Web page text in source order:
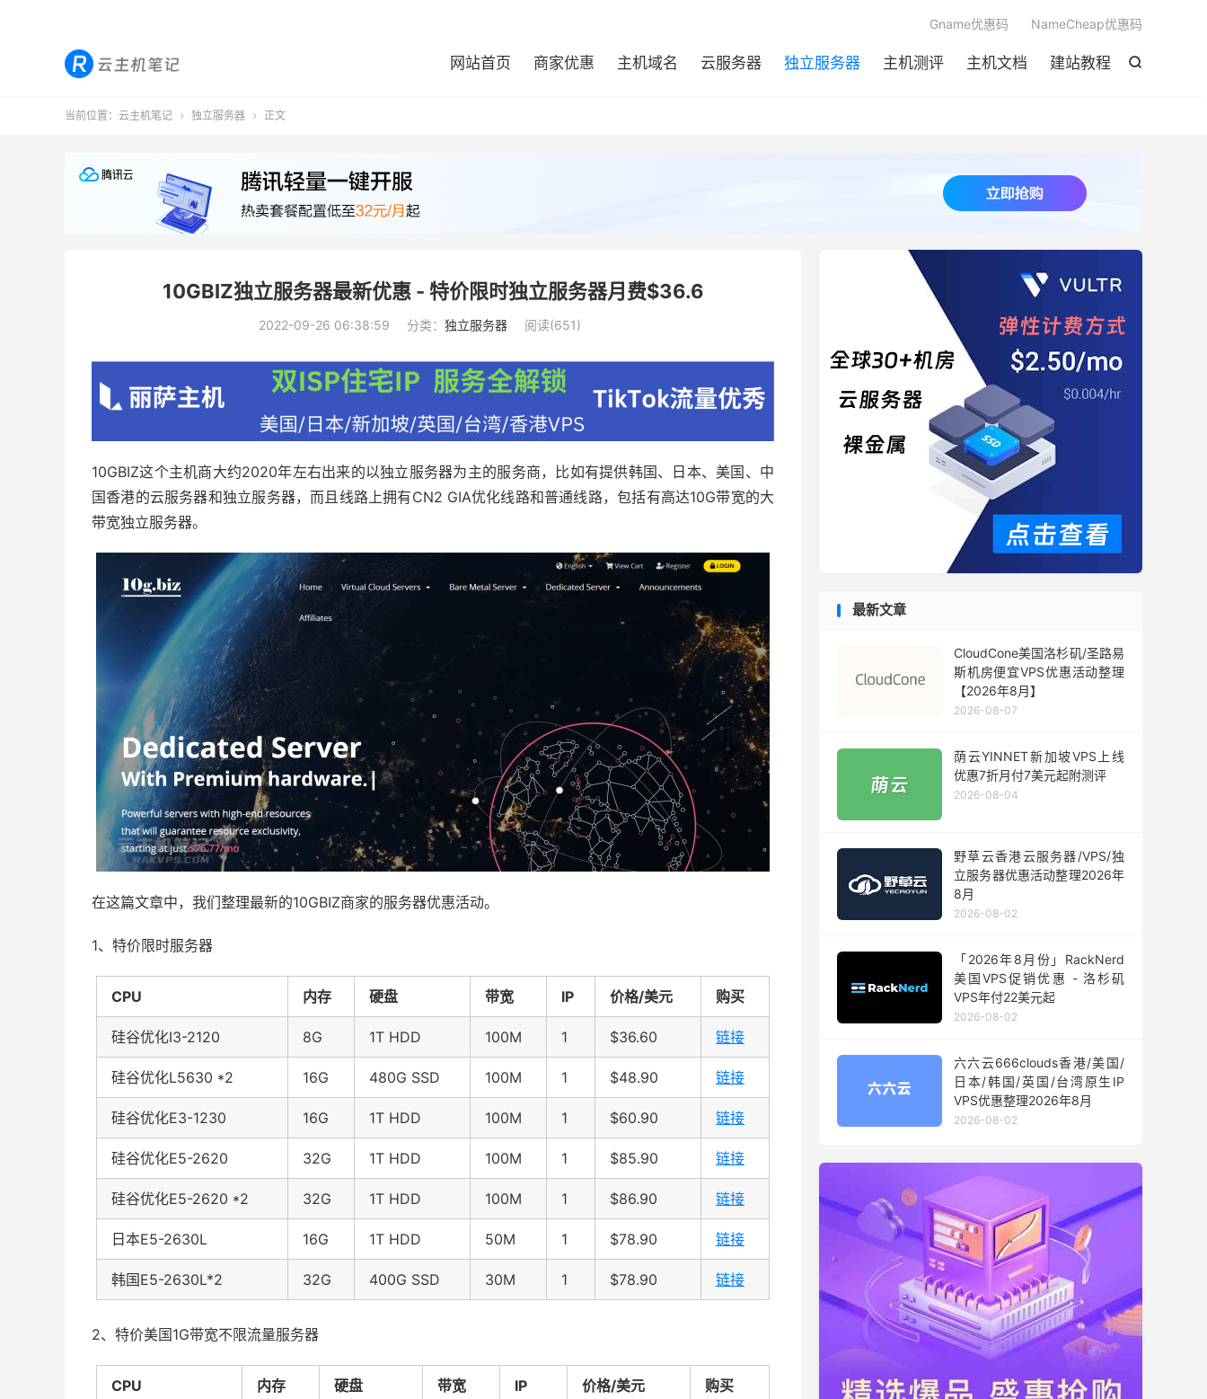

网站首页 商家优惠 主机域名 云服务器 独立服务器 主机测评 主机文档 建站教程
Gname优惠码 NameCheap优惠码
当前位置： 云主机笔记  独立服务器  正文
10GBIZ独立服务器最新优惠 - 特价限时独立服务器月费$36.6
2022-09-26 06:38:59 分类： 独立服务器 阅读(651)
10GBIZ这个主机商大约2020年左右出来的以独立服务器为主的服务商，比如有提供韩国、日本、美国、中
国香港的云服务器和独立服务器，而且线路上拥有CN2 GIA优化线路和普通线路，包括有高达10G带宽的大
带宽独立服务器。
在这篇文章中，我们整理最新的10GBIZ商家的服务器优惠活动。
1、特价限时服务器
CPU 内存 硬盘 带宽 IP 价格/美元 购买
硅谷优化I3-2120 8G 1T HDD 100M 1 $36.60 链接
硅谷优化L5630 *2 16G 480G SSD 100M 1 $48.90 链接
硅谷优化E3-1230 16G 1T HDD 100M 1 $60.90 链接
硅谷优化E5-2620 32G 1T HDD 100M 1 $85.90 链接
硅谷优化E5-2620 *2 32G 1T HDD 100M 1 $86.90 链接
日本E5-2630L 16G 1T HDD 50M 1 $78.90 链接
韩国E5-2630L*2 32G 400G SSD 30M 1 $78.90 链接
2、特价美国1G带宽不限流量服务器
CPU 内存 硬盘 带宽 IP 价格/美元 购买
最新文章
CloudCone美国洛杉矶/圣路易
斯机房便宜VPS优惠活动整理
【2026年8月】
2026-08-07
荫云YINNET新加坡VPS上线
优惠7折月付7美元起附测评
2026-08-04
野草云香港云服务器/VPS/独
立服务器优惠活动整理2026年
8月
2026-08-02
「2026年8月份」RackNerd
美国VPS促销优惠 - 洛杉矶
VPS年付22美元起
2026-08-02
六六云666clouds香港/美国/
日本/韩国/英国/台湾原生IP
VPS优惠整理2026年8月
2026-08-02